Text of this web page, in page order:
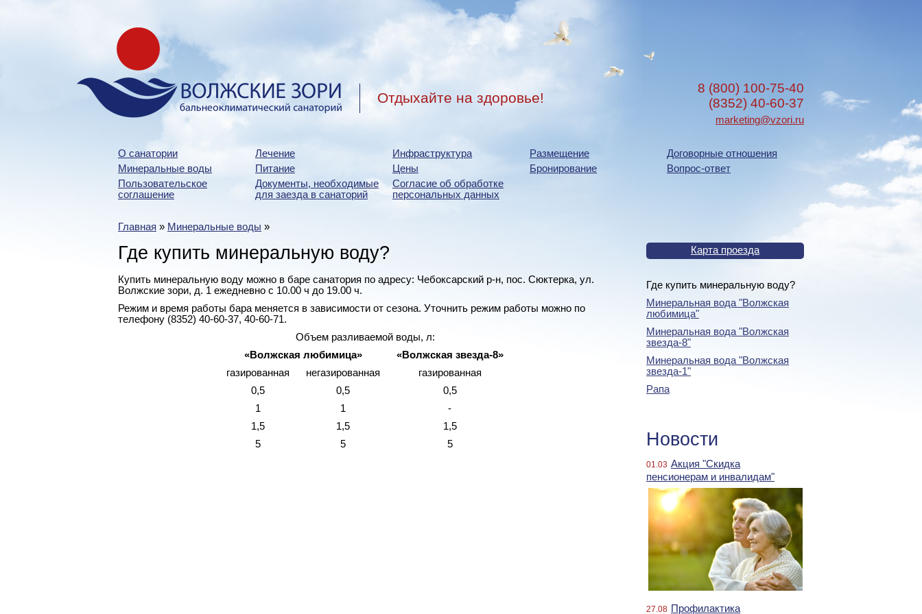
Отдыхайте на здоровье!
8 (800) 100-75-40
(8352) 40-60-37
marketing@vzori.ru
О санатории Лечение Инфраструктура Размещение
Договорные отношения
Минеральные воды
Питание Цены Бронирование
Вопрос-ответ
Пользовательское
соглашение
Документы, необходимые
для заезда в санаторий
Согласие об обработке
персональных данных
Главная » Минеральные воды »
Где купить минеральную воду?
Купить минеральную воду можно в баре санатория по адресу: Чебоксарский р-н, пос. Сюктерка, ул.
Волжские зори, д. 1 ежедневно с 10.00 ч до 19.00 ч.
Режим и время работы бара меняется в зависимости от сезона. Уточнить режим работы можно по
телефону (8352) 40-60-37, 40-60-71.
Объем разливаемой воды, л:
«Волжская любимица»
«Волжская звезда-8»
газированная
негазированная
газированная
0,5
0,5
0,5
1
1
-
1,5
1,5
1,5
5
5 5
Карта проезда
Где купить минеральную воду?
Минеральная вода "Волжская
любимица"
Минеральная вода "Волжская
звезда-8"
Минеральная вода "Волжская
звезда-1"
Рапа
Новости
01.03 Акция "Скидка
пенсионерам и инвалидам"
27.08 Профилактика